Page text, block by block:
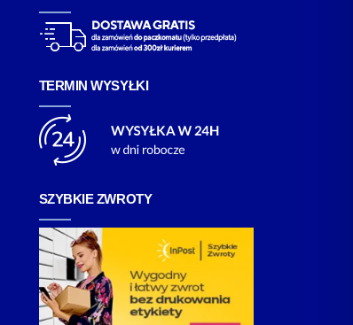
TERMIN WYSYŁKI
SZYBKIE ZWROTY